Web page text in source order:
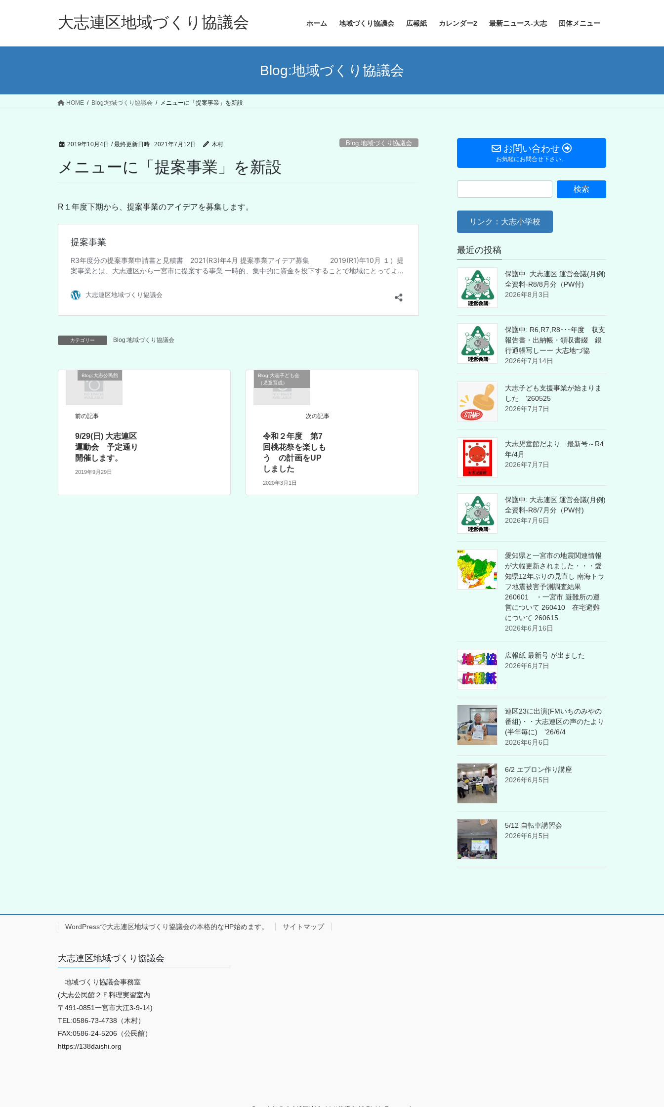
大志連区地域づくり協議会 ホーム 地域づくり協議会 広報紙 カレンダー2 最新ニュース-大志 団体メニュー
Blog:地域づくり協議会
HOME Blog:地域づくり協議会 メニューに「提案事業」を新設
2019年10月4日 / 最終更新日時 : 2021年7月12日 木村 Blog:地域づくり協議会
メニューに「提案事業」を新設
R１年度下期から、提案事業のアイデアを募集します。
カテゴリー Blog:地域づくり協議会
Blog:大志公民館
前の記事
9/29(日) 大志連区
運動会 予定通り
開催します。
2019年9月29日
Blog:大志子ども会
（児童育成）
次の記事
令和２年度 第7
回桃花祭を楽しも
う の計画をUP
しました
2020年3月1日
お問い合わせ
お気軽にお問合せ下さい。
リンク：大志小学校
最近の投稿
保護中: 大志連区 運営会議(月例)
全資料-R8/8月分（PW付)
2026年8月3日
保護中: R6,R7,R8･･･年度 収支
報告書・出納帳・領収書綴 銀
行通帳写しーー 大志地づ協
2026年7月14日
大志子ども支援事業が始まりま
した ’260525
2026年7月7日
大志児童館だより 最新号～R4
年/4月
2026年7月7日
保護中: 大志連区 運営会議(月例)
全資料-R8/7月分（PW付)
2026年7月6日
愛知県と一宮市の地震関連情報
が大幅更新されました・・・愛
知県12年ぶりの見直し 南海トラ
フ地震被害予測調査結果
260601 ・一宮市 避難所の運
営について 260410 在宅避難
について 260615
2026年6月16日
広報紙 最新号 が出ました
2026年6月7日
連区23に出演(FMいちのみやの
番組)・・大志連区の声のたより
(半年毎に) ’26/6/4
2026年6月6日
6/2 エプロン作り講座
2026年6月5日
5/12 自転車講習会
2026年6月5日
WordPressで大志連区地域づくり協議会の本格的なHP始めます。 サイトマップ
大志連区地域づくり協議会
地域づくり協議会事務室
(大志公民館２Ｆ料理実習室内
〒491-0851一宮市大江3-9-14)
TEL:0586-73-4738（木村）
FAX:0586-24-5206（公民館）
https://138daishi.org